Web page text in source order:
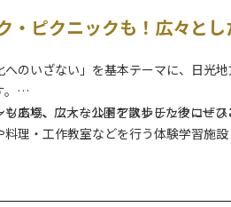
・ピクニックも！広々と
へのいざない」を基本テーマに、日光
広場、フィールドアスレチックコー
理・工作教室などを行う体験学習施
あり、広大な公園を散歩した後にぜ